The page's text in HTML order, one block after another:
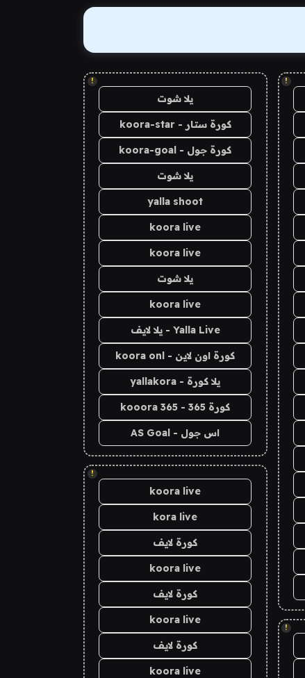
!
!
!
يلا شوت
كورة ستار - koora-star
كورة جول - koora-goal
يلا شوت
yalla shoot
koora live
koora live
يلا شوت
koora live
Yalla Live - يلا لايف
كورة اون لاين - koora onl
يلا كورة - yallakora
كورة 365 - kooora 365
اس جول - AS Goal
!
koora live
kora live
كورة لايف
koora live
كورة لايف
koora live
كورة لايف
koora live